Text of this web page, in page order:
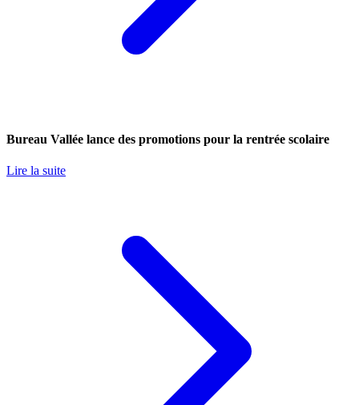
Bureau Vallée lance des promotions pour la rentrée scolaire
Lire la suite